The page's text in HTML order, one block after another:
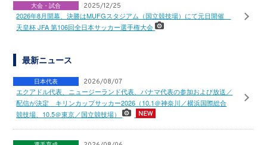
大会・試合 2025/12/25
2026年8月開幕、決勝はMUFGスタジアム（国立競技場）にて元日開催
天皇杯 JFA 第106回全日本サッカー選手権大会
最新ニュース
日本代表 2026/08/07
エクアドル代表、ニュージーランド代表、パナマ代表の参加および放送／
配信が決定 キリンカップサッカー2026（10.1＠神奈川／横浜国際総合
競技場、10.5＠東京／国立競技場）